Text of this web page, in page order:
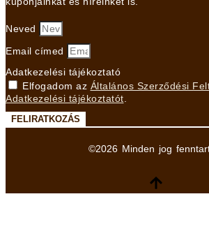
Neved
Email címed
Adatkezelési tájékoztató
Elfogadom az Általános Szerződési
Adatkezelési tájékoztatót
FELIRATKOZÁS
©2026 Minden jog